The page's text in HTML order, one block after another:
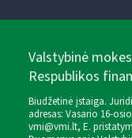
Valstybinė
Respublikos
Biudžetinė įstaiga.
adresas: Vasario 16-
vmi@vmi.lt, E.